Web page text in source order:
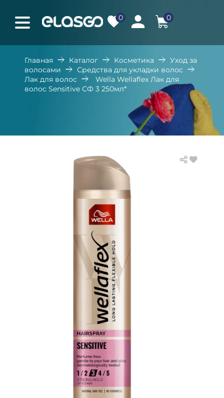
0 0
Главная Каталог Косметика
Уход за
волосами
Средства для укладки волос
Лак для волос
Wella Wellaflex Лак для
волос Sensitive СФ 3 250мл*